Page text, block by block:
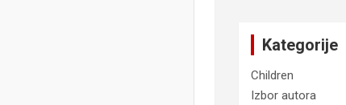
Kategorije
Children
Izbor autora